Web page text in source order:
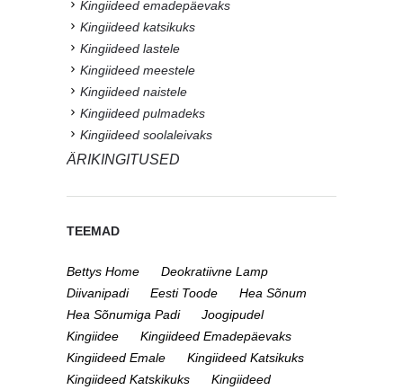
Kingiideed emadepäevaks
Kingiideed katsikuks
Kingiideed lastele
Kingiideed meestele
Kingiideed naistele
Kingiideed pulmadeks
Kingiideed soolaleivaks
ÄRIKINGITUSED
TEEMAD
Bettys Home
Deokratiivne Lamp
Diivanipadi
Eesti Toode
Hea Sõnum
Hea Sõnumiga Padi
Joogipudel
Kingiidee
Kingiideed Emadepäevaks
Kingiideed Emale
Kingiideed Katsikuks
Kingiideed Katskikuks
Kingiideed